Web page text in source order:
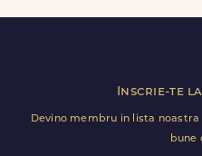
Florile sunt livrate rapid,
Inscrie-te
Devino membru in lista
bune